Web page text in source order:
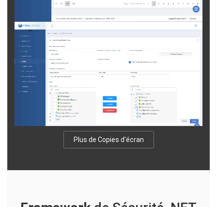
Plus de Copies d'écran